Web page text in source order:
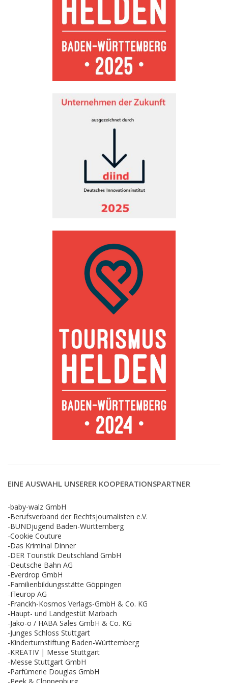
EINE AUSWAHL UNSERER KOOPERATIONSPARTNER
-baby-walz GmbH
-Berufsverband der Rechtsjournalisten e.V.
-BUNDjugend Baden-Württemberg
-Cookie Couture
-Das Kriminal Dinner
-DER Touristik Deutschland GmbH
-Deutsche Bahn AG
-Everdrop GmbH
-Familienbildungsstätte Göppingen
-Fleurop AG
-Franckh-Kosmos Verlags-GmbH & Co. KG
-Haupt- und Landgestüt Marbach
-Jako-o / HABA Sales GmbH & Co. KG
-Junges Schloss Stuttgart
-Kinderturnstiftung Baden-Württemberg
-KREATIV | Messe Stuttgart
-Messe Stuttgart GmbH
-Parfümerie Douglas GmbH